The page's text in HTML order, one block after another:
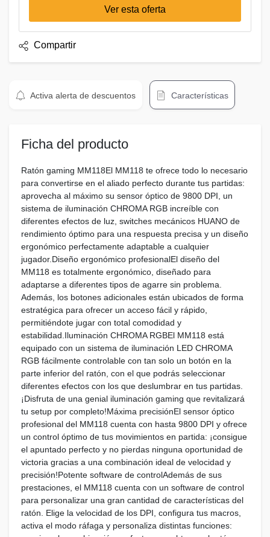
Ver esta oferta
Compartir
Activa alerta de descuentos Características
Ficha del producto
Ratón gaming MM118El MM118 te ofrece todo lo necesario
para convertirse en el aliado perfecto durante tus partidas:
aprovecha al máximo su sensor óptico de 9800 DPI, un
sistema de iluminación CHROMA RGB increíble con
diferentes efectos de luz, switches mecánicos HUANO de
rendimiento óptimo para una respuesta precisa y un diseño
ergonómico perfectamente adaptable a cualquier
jugador.Diseño ergonómico profesionalEl diseño del
MM118 es totalmente ergonómico, diseñado para
adaptarse a diferentes tipos de agarre sin problema.
Además, los botones adicionales están ubicados de forma
estratégica para ofrecer un acceso fácil y rápido,
permitiéndote jugar con total comodidad y
estabilidad.Iluminación CHROMA RGBEl MM118 está
equipado con un sistema de iluminación LED CHROMA
RGB fácilmente controlable con tan solo un botón en la
parte inferior del ratón, con el que podrás seleccionar
diferentes efectos con los que deslumbrar en tus partidas.
¡Disfruta de una genial iluminación gaming que revitalizará
tu setup por completo!Máxima precisiónEl sensor óptico
profesional del MM118 cuenta con hasta 9800 DPI y ofrece
un control óptimo de tus movimientos en partida: ¡consigue
el apuntado perfecto y no pierdas ninguna oportunidad de
victoria gracias a una combinación ideal de velocidad y
precisión!Potente software de controlAdemás de sus
prestaciones, el MM118 cuenta con un software de control
para personalizar una gran cantidad de características del
ratón. Elige la velocidad de los DPI, configura tus macros,
activa el modo ráfaga y personaliza distintas funciones: